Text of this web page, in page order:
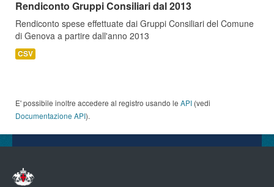
Rendiconto Gruppi Consiliari dal 2013
Rendiconto spese effettuate dai Gruppi Consiliari del Comune
di Genova a partire dall'anno 2013
CSV
E' possibile inoltre accedere al registro usando le API (vedi
Documentazione API).